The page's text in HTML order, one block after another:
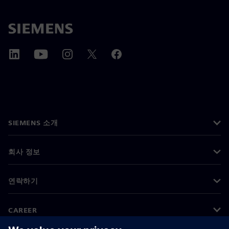
SIEMENS 소개
회사 정보
연락하기
CAREER